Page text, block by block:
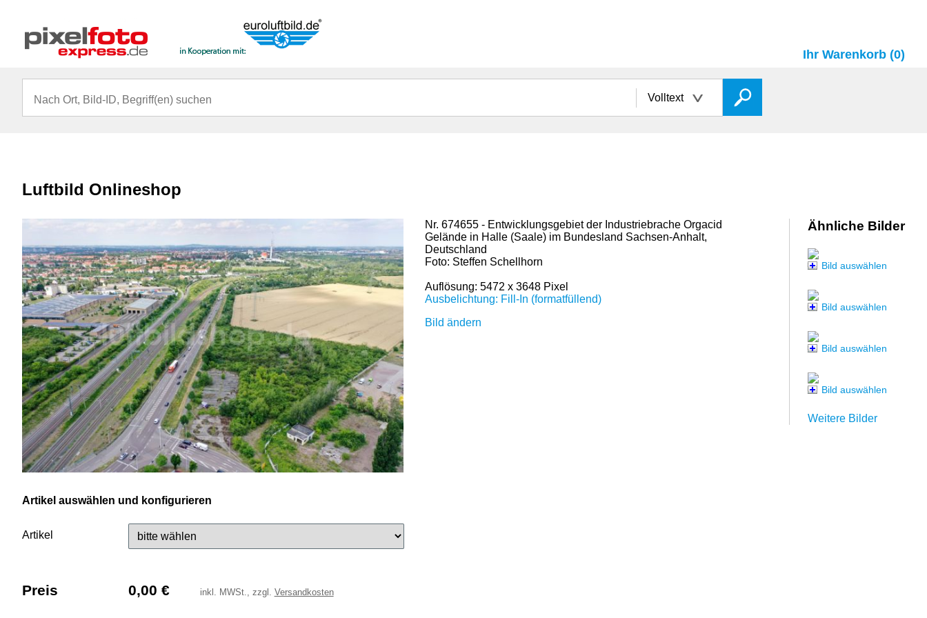
Ihr Warenkorb (0)
Volltext
Luftbild Onlineshop
Nr. 674655 - Entwicklungsgebiet der Industriebrache Orgacid
Gelände in Halle (Saale) im Bundesland Sachsen-Anhalt,
Deutschland
Foto: Steffen Schellhorn
Auflösung: 5472 x 3648 Pixel
Ausbelichtung: Fill-In (formatfüllend)
Bild ändern
Artikel auswählen und konfigurieren
Artikel
Preis 0,00 € inkl. MWSt., zzgl. Versandkosten
Ähnliche Bilder
Bild auswählen
Bild auswählen
Bild auswählen
Bild auswählen
Weitere Bilder